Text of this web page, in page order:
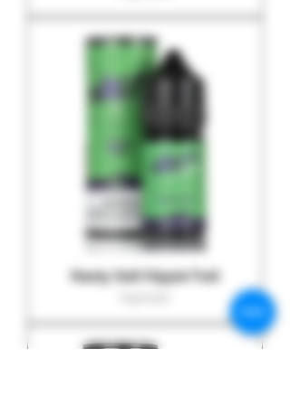
Nasty Salt Hippie Trail